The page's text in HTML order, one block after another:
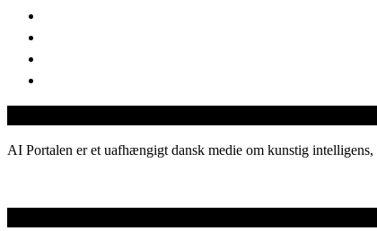
AI Portalen er et uafhængigt dansk medie om kunstig